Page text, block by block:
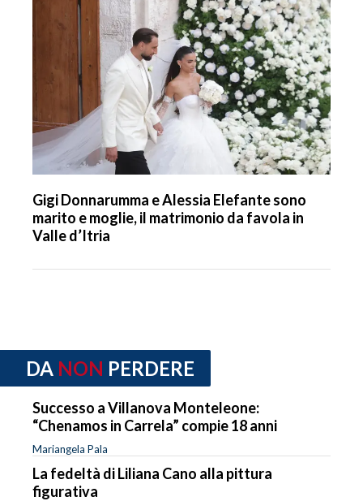
Gigi Donnarumma e Alessia Elefante sono
marito e moglie, il matrimonio da favola in
Valle d’Itria
DA NON PERDERE
Successo a Villanova Monteleone:
“Chenamos in Carrela” compie 18 anni
Mariangela Pala
La fedeltà di Liliana Cano alla pittura
figurativa